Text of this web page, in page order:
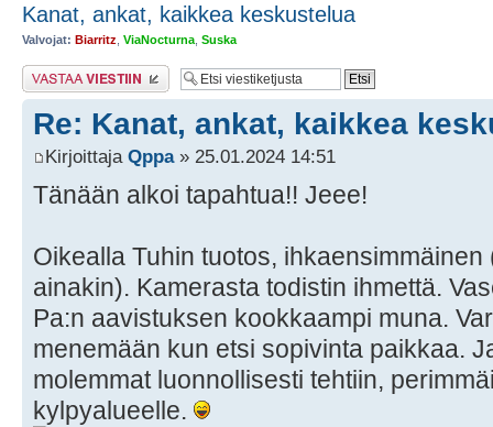
Kanat, ankat, kaikkea keskustelua
Valvojat: Biarritz ViaNocturna Suska
Lähetä vastaus
Re: Kanat, ankat, kaikkea
Kirjoittaja Qppa» 25.01.2024 14:51
Tänään alkoi tapahtua!! Jeee!
Oikealla Tuhin tuotos,
ainakin). Kamerasta todistin ihmettä.
Pa:n aavistuksen kookkaampi muna.
menemään kun etsi sopivinta paikkaa.
molemmat luonnollisesti tehtiin,
kylpyalueelle.